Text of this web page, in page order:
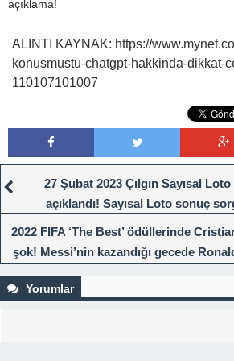
açıklama!
ALINTI KAYNAK: https://
konusmustu-chatgpt-hakkinda-dikkat-
110107101007
27 Şubat 2023 Çılgın Sayısal
açıklandı! Sayısal Loto sonuç
2022 FIFA ‘The Best’ ödüllerinde
şok! Messi’nin kazandığı gecede
Yorumlar